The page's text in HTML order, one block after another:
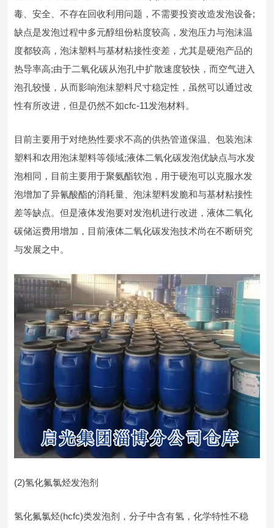
毒、安全、不存在回收利用问题，不需要投资改造发泡设备;
缺点是发泡过程中多元醇组份粘度较高，发泡压力与泡沫温
度都较高，泡沫塑料与基材粘接性变差，尤其是硬泡产品的
热导率高;由于二氧化碳从泡孔中扩散速度较快，而空气进入
泡孔较慢，从而影响泡沫塑料尺寸稳定性，虽然可以通过改
性有所改进，但是仍然不如cfc-11发泡材料。
目前主要用于对绝热性要求不高的供热管道保温、包装泡沫
塑料和农用泡沫塑料等领域;液体二氧化碳发泡优缺点与水发
泡相同，目前主要用于聚氨酯软泡，用于硬泡可以克服水发
泡增加了异氰酸酯的消耗量、泡沫塑料发脆和与基材粘接性
差等缺点。但是液体发泡要对发泡机进行改进，液体二氧化
碳储运费用增加，目前液体二氧化碳发泡技术尚在不断研究
与发展之中。
(2)氢化氟氯烃发泡剂
氢化氟氯烃(hcfc)类发泡剂，分子中含有氢，化学特性不稳